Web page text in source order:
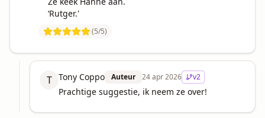
    ‘Rutger.'
(5/5)
T Tony Coppo Auteur 24 apr 2026 v2
Prachtige suggestie, ik neem ze over!